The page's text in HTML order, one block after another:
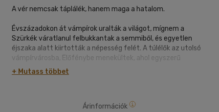
A vér nemcsak táplálék, hanem maga a hatalom.
Évszázadokon át vámpírok uralták a világot, mígnem a
Szürkék váratlanul felbukkantak a semmiből, és egyetlen
éjszaka alatt kiirtották a népesség felét. A túlélők az utolsó
vámpírvárosba, Előfénybe menekültek, ahol egyszerű
szabályok szerint élték tovább az életüket. A szegények csak
gyenge vért fogyaszthattak. A nemesek a legjobbat kapták.
+ Mutass többet
Árinformációk